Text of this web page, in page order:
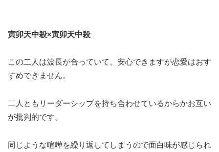
寅卯天中殺×寅卯天中殺
この二人は波長が合っていて、安心できますが恋愛はおす
すめできません。
二人ともリーダーシップを持ち合わせているからかお互い
が批判的です。
同じような喧嘩を繰り返してしまうので面白味が感じられ